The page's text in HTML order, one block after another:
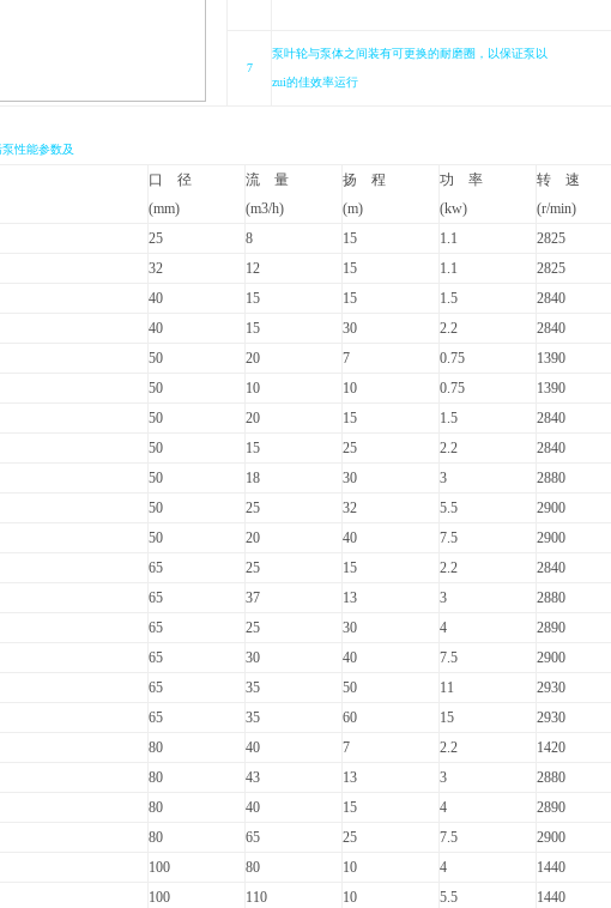
7
泵叶轮与泵体之间装有可更换的耐磨圈，以保证泵以
zui的佳效率运行
性能参数及
口 径
(mm)
流 量
(m3/h)
扬 程
(m)
功 率
(kw)
转 速
(r/min)
25 8 15 1.1 2825
32 12 15 1.1 2825
40 15 15 1.5 2840
40 15 30 2.2 2840
50 20 7 0.75 1390
50 10 10 0.75 1390
50 20 15 1.5 2840
50 15 25 2.2 2840
50 18 30 3 2880
50 25 32 5.5 2900
50 20 40 7.5 2900
65 25 15 2.2 2840
65 37 13 3 2880
65 25 30 4 2890
65 30 40 7.5 2900
65 35 50 11 2930
65 35 60 15 2930
80 40 7 2.2 1420
80 43 13 3 2880
80 40 15 4 2890
80 65 25 7.5 2900
100 80 10 4 1440
100 110 10 5.5 1440